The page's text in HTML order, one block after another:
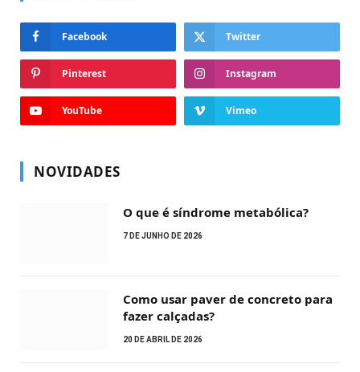
Facebook Twitter
Pinterest Instagram
YouTube Vimeo
NOVIDADES
O que é síndrome metabólica?
7 DE JUNHO DE 2026
Como usar paver de concreto para
fazer calçadas?
20 DE ABRIL DE 2026